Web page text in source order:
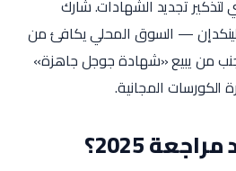
لتذكير تجديد الشهادات. شارك
لينكدإن — السوق المحلي يكافئ من
من يبيع «شهادة جوجل جاهزة»
الكورسات المجانية.
2025؟